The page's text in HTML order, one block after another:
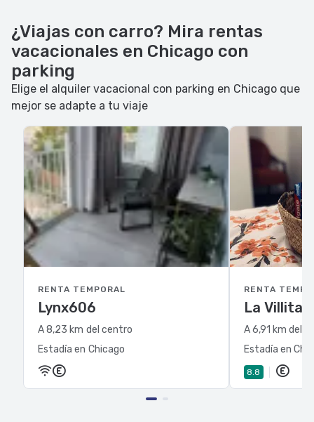
¿Viajas con carro? Mira rentas
vacacionales en Chicago con
parking
Elige el alquiler vacacional con parking en Chicago que
mejor se adapte a tu viaje
RENTA TEMPORAL
Lynx606
A 8,23 km del centro
Estadía en Chicago
RENTA
La Villita
A 6,91 km del
Estadía en
8.8